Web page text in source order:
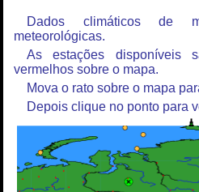
Dados climáticos de
meteorológicas.
As estações disponíveis
vermelhos sobre o mapa.
Mova o rato sobre o mapa
Depois clique no ponto para